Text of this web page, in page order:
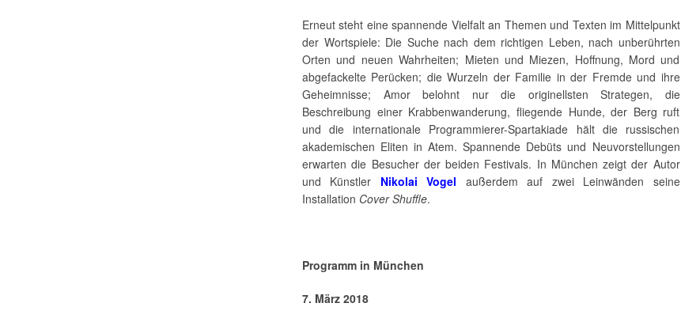
Erneut steht eine spannende Vielfalt an Themen und Texten im Mittelpunkt
der Wortspiele: Die Suche nach dem richtigen Leben, nach unberührten
Orten und neuen Wahrheiten; Mieten und Miezen, Hoffnung, Mord und
abgefackelte Perücken; die Wurzeln der Familie in der Fremde und ihre
Geheimnisse; Amor belohnt nur die originellsten Strategen, die
Beschreibung einer Krabbenwanderung, fliegende Hunde, der Berg ruft
und die internationale Programmierer-Spartakiade hält die russischen
akademischen Eliten in Atem. Spannende Debüts und Neuvorstellungen
erwarten die Besucher der beiden Festivals. In München zeigt der Autor
und Künstler Nikolai Vogel außerdem auf zwei Leinwänden seine
Installation Cover Shuffle.
Programm in München
7. März 2018